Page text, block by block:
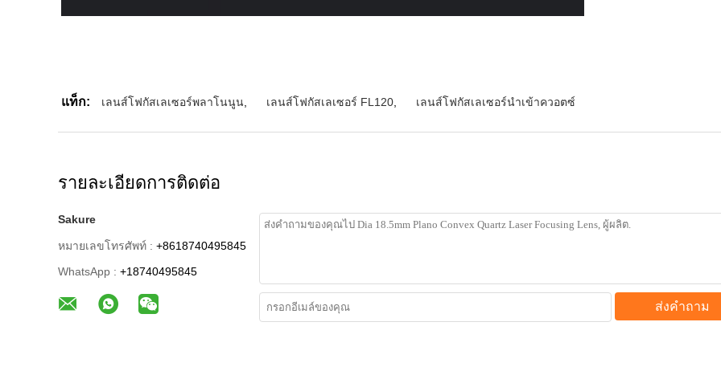
แท็ก: เลนส์โฟกัสเลเซอร์พลาโนนูน เลนส์โฟกัสเลเซอร์ FL120 เลนส์โฟกัสเลเซอร์นำเข้าควอตซ์
รายละเอียดการติดต่อ
Sakure
หมายเลขโทรศัพท์ : +8618740495845
WhatsApp : +18740495845
ส่งคำถาม